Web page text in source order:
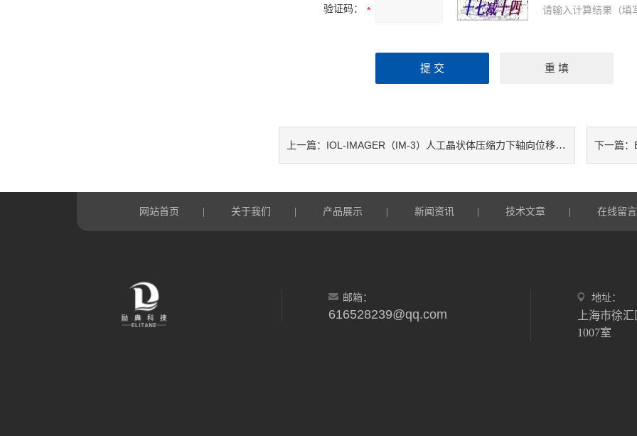
验证码： 请输入计算结果（填
上一篇： IOL-IMAGER（IM-3）人工晶状体压缩力下轴向位移测试仪 下一篇：
网站首页 关于我们 产品展示 新闻资讯 技术文章 在线留言
邮箱：
616528239@qq.com
地址：
上海市徐
1007室